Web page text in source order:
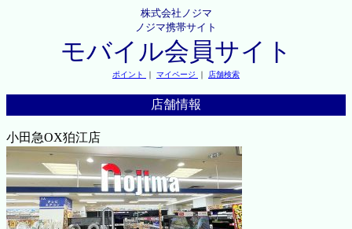
株式会社ノジマ
ノジマ携帯サイト
モバイル会員サイト
ポイント ｜ マイページ ｜ 店舗検索
店舗情報
小田急OX狛江店